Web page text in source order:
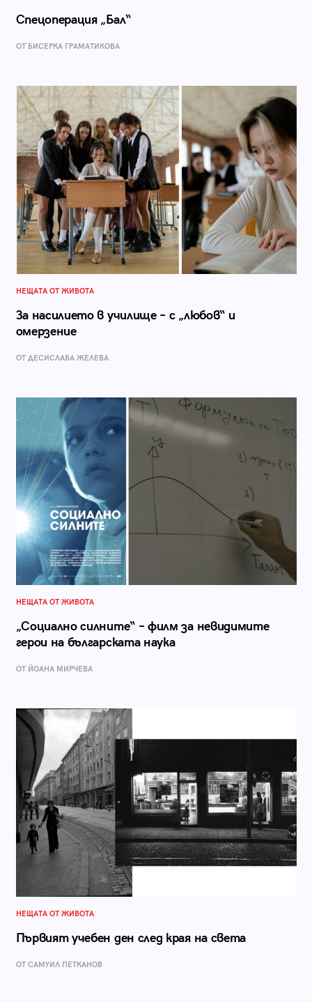
Спецоперация „Бал“
ОТ БИСЕРКА ГРАМАТИКОВА
НЕЩАТА ОТ ЖИВОТА
За насилието в училище – с „любов“ и
омерзение
ОТ ДЕСИСЛАВА ЖЕЛЕВА
НЕЩАТА ОТ ЖИВОТА
„Социално силните“ – филм за невидимите
герои на българската наука
ОТ ЙОАНА МИРЧЕВА
НЕЩАТА ОТ ЖИВОТА
Първият учебен ден след края на света
ОТ САМУИЛ ПЕТКАНОВ